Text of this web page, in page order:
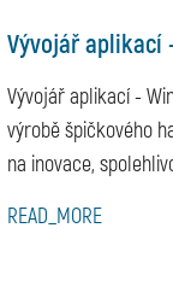
Vývojář aplikací
Vývojář aplikací -
výrobě špičkového
na inovace,
READ_MORE